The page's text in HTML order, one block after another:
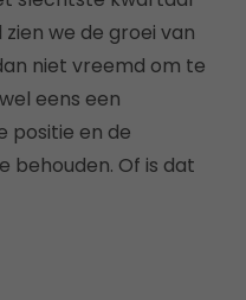
we de groei van
niet vreemd om te
eens een
positie en de
behouden. Of is dat